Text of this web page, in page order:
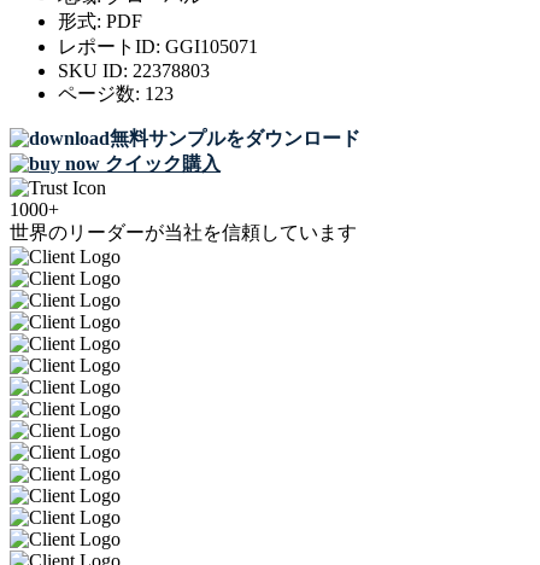
形式: PDF
レポートID: GGI105071
SKU ID: 22378803
ページ数: 123
無料サンプルをダウンロード
クイック購入
1000+
世界のリーダーが当社を信頼しています